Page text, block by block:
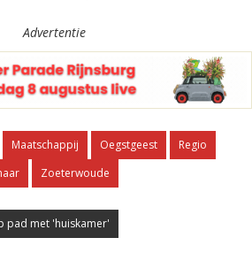
Advertentie
Maatschappij Oegstgeest
Regio
Zoeterwoude
pad met 'huiskamer'